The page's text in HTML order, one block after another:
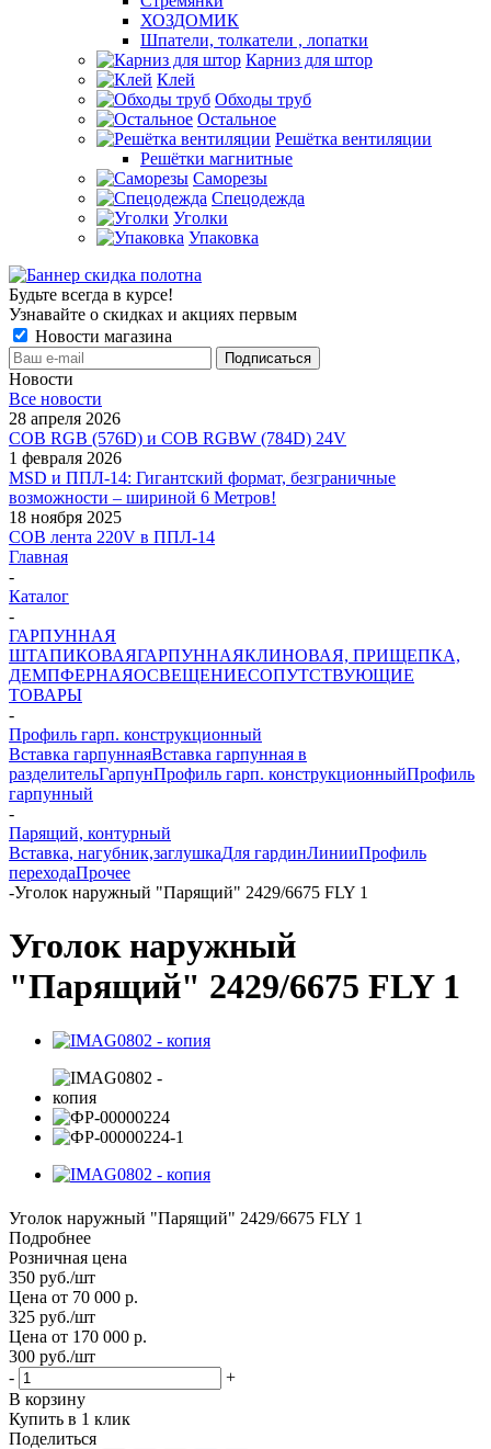
ХОЗДОМИК
Шпатели, толкатели , лопатки
Карниз для штор
Клей
Обходы труб
Остальное
Решётка вентиляции
Решётки магнитные
Саморезы
Спецодежда
Уголки
Упаковка
Будьте всегда в курсе!
Узнавайте о скидках и акциях первым
Новости магазина
Новости
Все новости
28 апреля 2026
COB RGB (576D) и COB RGBW (784D) 24V
1 февраля 2026
MSD и ППЛ-14: Гигантский формат, безграничные
возможности – шириной 6 Метров!
18 ноября 2025
COB лента 220V в ППЛ-14
Главная
-
Каталог
-
ГАРПУННАЯ
ШТАПИКОВАЯГАРПУННАЯКЛИНОВАЯ, ПРИЩЕПКА,
ДЕМПФЕРНАЯОСВЕЩЕНИЕСОПУТСТВУЮЩИЕ
ТОВАРЫ
-
Профиль гарп. конструкционный
Вставка гарпуннаяВставка гарпунная в
разделительГарпунПрофиль гарп. конструкционныйПрофиль
гарпунный
-
Парящий, контурный
Вставка, нагубник,заглушкаДля гардинЛинииПрофиль
переходаПрочее
-Уголок наружный "Парящий" 2429/6675 FLY 1
Уголок наружный
"Парящий" 2429/6675 FLY 1
Уголок наружный "Парящий" 2429/6675 FLY 1
Подробнее
Розничная цена
350 руб./шт
Цена от 70 000 р.
325 руб./шт
Цена от 170 000 р.
300 руб./шт
-
+
В корзину
Купить в 1 клик
Поделиться